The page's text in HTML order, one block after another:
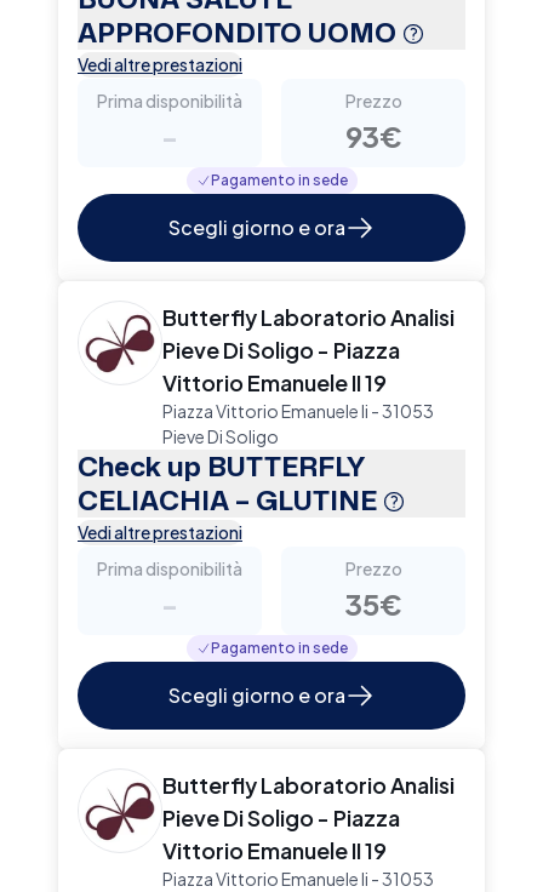
APPROFONDITO UOMO
Vedi altre prestazioni
Prima disponibilità
-
Prezzo
93€
Pagamento in sede
Scegli giorno e ora
Butterfly Laboratorio Analisi
Pieve Di Soligo - Piazza
Vittorio Emanuele II 19
Piazza Vittorio Emanuele Ii - 31053
Pieve Di Soligo
Check up BUTTERFLY
CELIACHIA – GLUTINE
Vedi altre prestazioni
Prima disponibilità
-
Prezzo
35€
Pagamento in sede
Scegli giorno e ora
Butterfly Laboratorio Analisi
Pieve Di Soligo - Piazza
Vittorio Emanuele II 19
Piazza Vittorio Emanuele Ii - 31053